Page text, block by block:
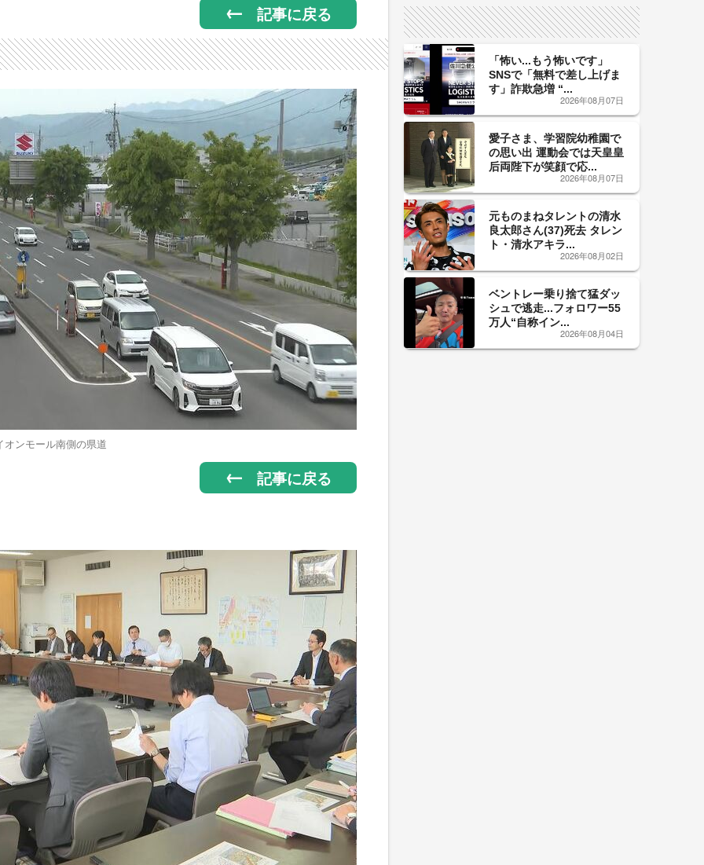
記事に戻る
オンモール南側の県道
記事に戻る
「怖い...もう怖いです」
SNSで「無料で差し上げま
す」詐欺急増 “...
2026年08月07日
愛子さま、学習院幼稚園で
の思い出 運動会では天皇皇
后両陛下が笑顔で応...
2026年08月07日
元ものまねタレントの清水
良太郎さん(37)死去 タレン
ト・清水アキラ...
2026年08月02日
ベントレー乗り捨て猛ダッ
シュで逃走...フォロワー55
万人“自称イン...
2026年08月04日